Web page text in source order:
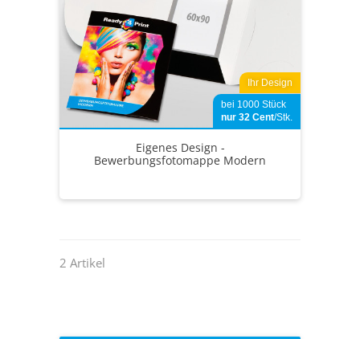
Ihr Design
bei 1000 Stück
nur 32 Cent/Stk.
Eigenes Design -
Bewerbungsfotomappe Modern
2 Artikel